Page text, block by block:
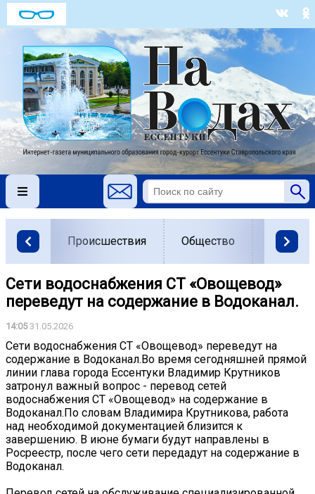
Происшествия Общество Власть
Сети водоснабжения СТ «Овощевод»
переведут на содержание в Водоканал.
14:0531.05.2026
Сети водоснабжения СТ «Овощевод» переведут на
содержание в Водоканал.Во время сегодняшней прямой
линии глава города Ессентуки Владимир Крутников
затронул важный вопрос - перевод сетей
водоснабжения СТ «Овощевод» на содержание в
Водоканал.По словам Владимира Крутникова, работа
над необходимой документацией близится к
завершению. В июне бумаги будут направлены в
Росреестр, после чего сети передадут на содержание в
Водоканал.